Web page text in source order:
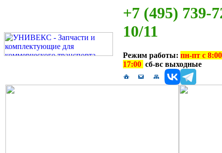
+7 (495) 739-
10/11
Режим работы: пн-пт с
17:00 сб-вс выходные